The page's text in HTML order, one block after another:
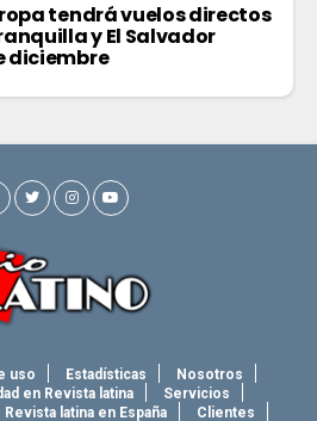
tendrá vuelos directos
y El Salvador
diciembre
uso Estadísticas
Nosotros
en Revista latina
Servicios
latina en España
Clientes